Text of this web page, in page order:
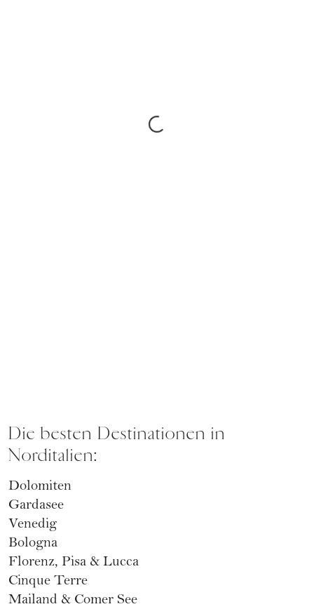
Die besten Destinationen in
Norditalien:
Dolomiten
Gardasee
Venedig
Bologna
Florenz, Pisa & Lucca
Cinque Terre
Mailand & Comer See